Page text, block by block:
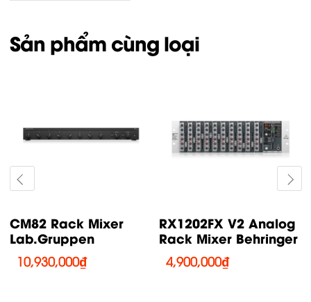
Sản phẩm cùng loại
CM82 Rack Mixer
Lab.Gruppen
10,930,000₫
RX1202FX V2 Analog
Rack Mixer Behringer
4,900,000₫